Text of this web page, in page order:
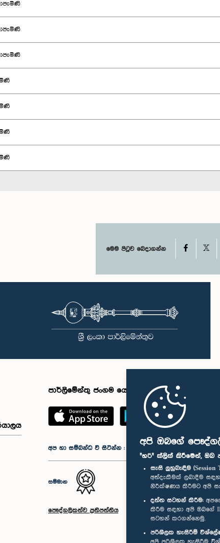
අපි ඔබගේ
"හරි" ක්ලික් කිරීමෙන්, ඔබ
සැසි ලුහුබැඳීම (Session
අත්දැකීමක් ලබාදීම
නිරීක්ෂණය කිරීමට අපි
දත්ත සටහන් කිරීම:
කිරීම සඳහා අපි ඔබගේ
සටහන් කරගන්නෙමු.
පරිශීලක හැසිරීම්
මෙම පිටුව බෙදාගන්න Facebook
පාර්ලිමේන්තු ජංගම යෙදුම
අප හා සම්බන්ධ වී සිටින්න :
සම්මාන
පෞද්ගලිකත්ව ප්‍රතිපත්තිය